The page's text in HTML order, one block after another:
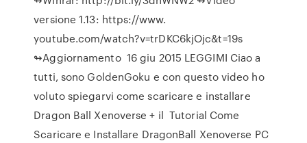
versione 1.13: https://www.
youtube.com/watch?v=trDKC6kjOjc&t=19s
↬Aggiornamento 16 giu 2015 LEGGIMI Ciao a
tutti, sono GoldenGoku e con questo video ho
voluto spiegarvi come scaricare e installare
Dragon Ball Xenoverse + il Tutorial Come
Scaricare e Installare DragonBall Xenoverse PC